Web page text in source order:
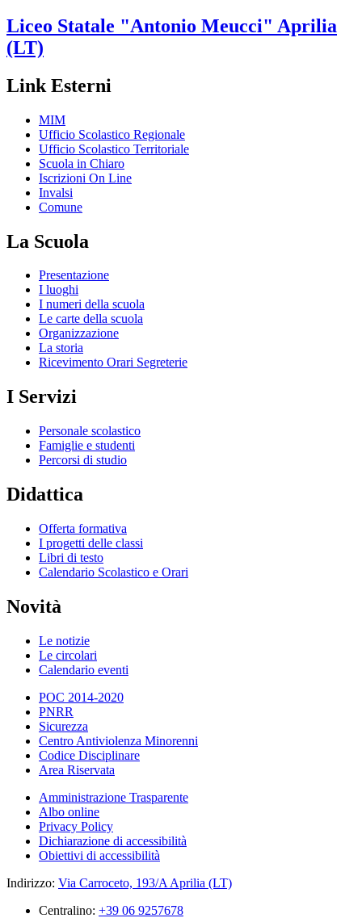
Liceo Statale "Antonio Meucci" Aprilia
(LT)
Link Esterni
MIM
Ufficio Scolastico Regionale
Ufficio Scolastico Territoriale
Scuola in Chiaro
Iscrizioni On Line
Invalsi
Comune
La Scuola
Presentazione
I luoghi
I numeri della scuola
Le carte della scuola
Organizzazione
La storia
Ricevimento Orari Segreterie
I Servizi
Personale scolastico
Famiglie e studenti
Percorsi di studio
Didattica
Offerta formativa
I progetti delle classi
Libri di testo
Calendario Scolastico e Orari
Novità
Le notizie
Le circolari
Calendario eventi
POC 2014-2020
PNRR
Sicurezza
Centro Antiviolenza Minorenni
Codice Disciplinare
Area Riservata
Amministrazione Trasparente
Albo online
Privacy Policy
Dichiarazione di accessibilità
Obiettivi di accessibilità
Indirizzo: Via Carroceto, 193/A Aprilia (LT)
Centralino: +39 06 9257678